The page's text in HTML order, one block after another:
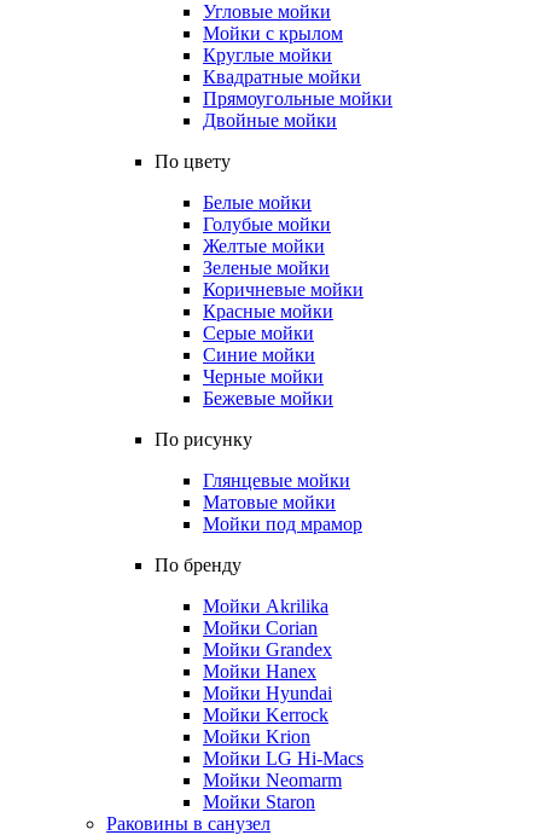
Угловые мойки
Мойки с крылом
Круглые мойки
Квадратные мойки
Прямоугольные мойки
Двойные мойки
По цвету
Белые мойки
Голубые мойки
Желтые мойки
Зеленые мойки
Коричневые мойки
Красные мойки
Серые мойки
Синие мойки
Черные мойки
Бежевые мойки
По рисунку
Глянцевые мойки
Матовые мойки
Мойки под мрамор
По бренду
Мойки Akrilika
Мойки Corian
Мойки Grandex
Мойки Hanex
Мойки Hyundai
Мойки Kerrock
Мойки Krion
Мойки LG Hi-Macs
Мойки Neomarm
Мойки Staron
Раковины в санузел